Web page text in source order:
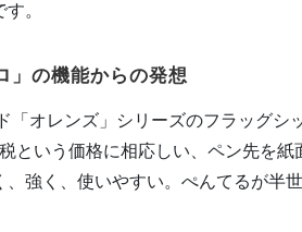
。
」の機能からの発想
オレンズ」シリーズのフラッグシ
という価格に相応しい、ペン先を
、強く、使いやすい。ぺんてるが半